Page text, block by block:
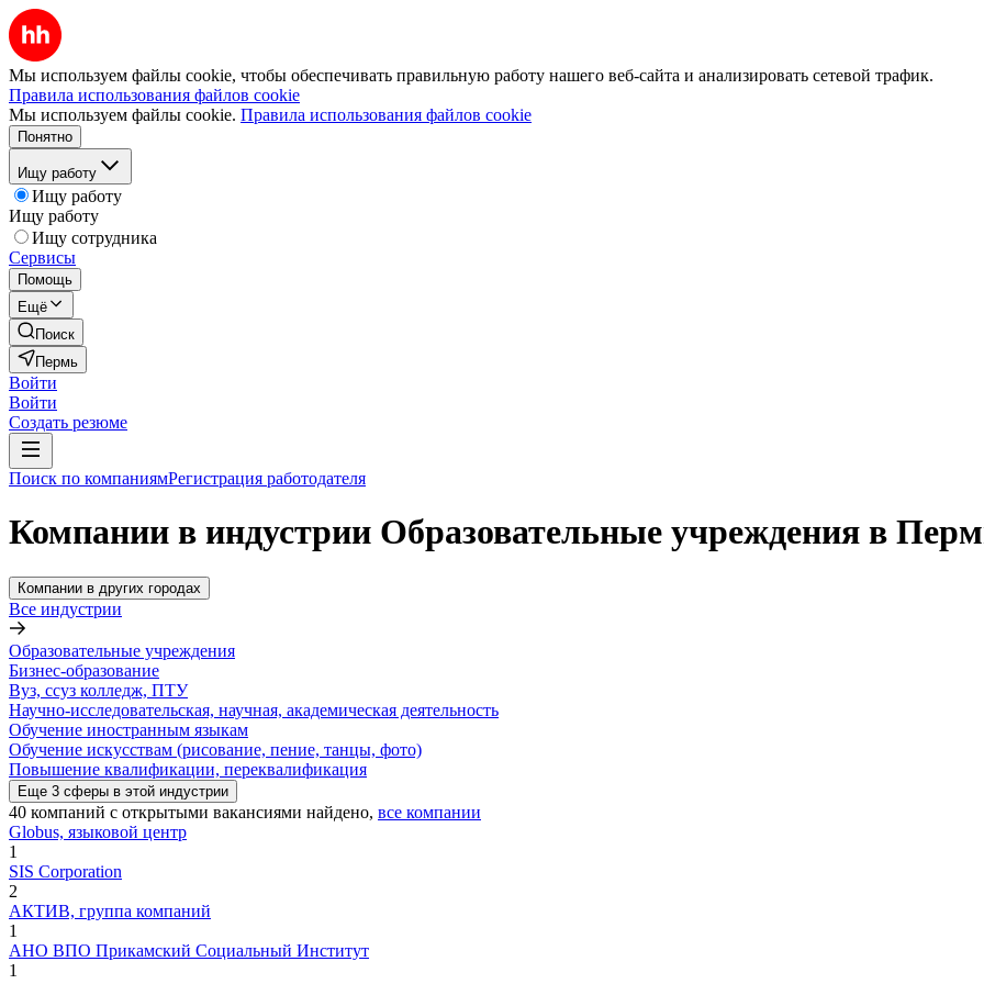
Мы используем файлы cookie, чтобы обеспечивать правильную работу нашего веб-сайта и анализировать сетевой трафик.
Правила использования файлов cookie
Мы используем файлы cookie. Правила использования файлов cookie
Понятно
Ищу работу
Ищу работу
Ищу работу
Ищу сотрудника
Сервисы
Помощь
Ещё
Поиск
Пермь
Войти
Войти
Создать резюме
Поиск по компаниямРегистрация работодателя
Компании в индустрии Образовательные учреждения в
Компании в других городах
Все индустрии
Образовательные учреждения
Бизнес-образование
Вуз, ссуз колледж, ПТУ
Научно-исследовательская, научная, академическая деятельность
Обучение иностранным языкам
Обучение искусствам (рисование, пение, танцы, фото)
Повышение квалификации, переквалификация
Еще 3 сферы в этой индустрии
40 компаний с открытыми вакансиями найдено, все компании
Globus, языковой центр
1
SIS Corporation
2
АКТИВ, группа компаний
1
АНО ВПО Прикамский Социальный Институт
1